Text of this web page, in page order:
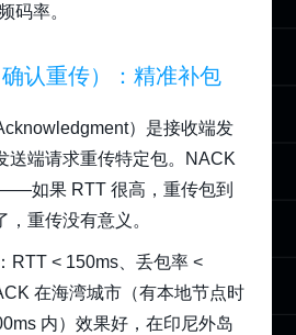
码率。
认重传）：精准补包
）是接收端发
送端请求重传特定包。NACK
如果 RTT 很高，重传包到
重传没有意义。
RTT < 150ms、丢包率 <
在海湾城市（有本地节点时
内）效果好，在印尼外岛